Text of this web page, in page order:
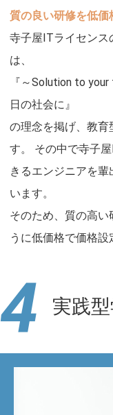
質の良い研修を低価
寺子屋ITライセンス
は、
『～Solution to
日の社会に』
の理念を掲げ、教育
す。 その中で寺子
きるエンジニアを
います。
そのため、質の高い
うに低価格で価格設
4 実践